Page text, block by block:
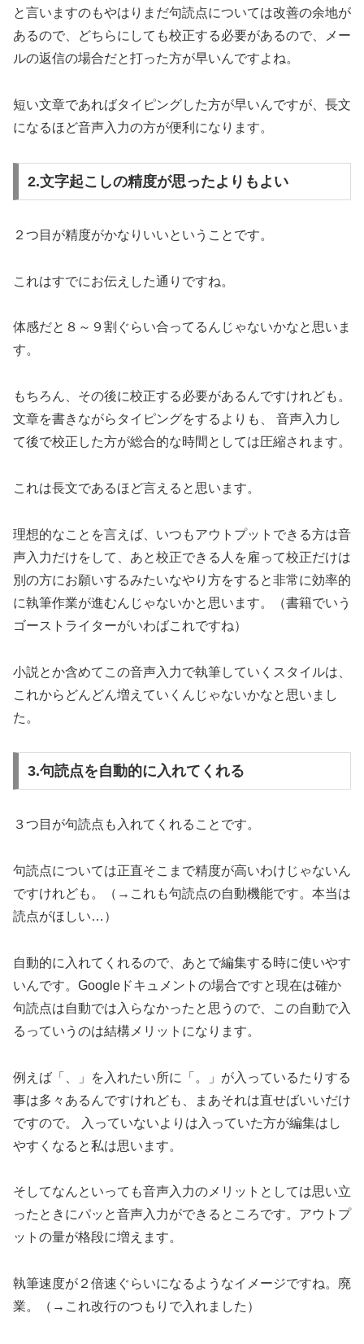
と言いますのもやはりまだ句読点については改善の余地が
あるので、どちらにしても校正する必要があるので、メー
ルの返信の場合だと打った方が早いんですよね。
短い文章であればタイピングした方が早いんですが、長文
になるほど音声入力の方が便利になります。
2.文字起こしの精度が思ったよりもよい
２つ目が精度がかなりいいということです。
これはすでにお伝えした通りですね。
体感だと８～９割ぐらい合ってるんじゃないかなと思いま
す。
もちろん、その後に校正する必要があるんですけれども。
文章を書きながらタイピングをするよりも、 音声入力し
て後で校正した方が総合的な時間としては圧縮されます。
これは長文であるほど言えると思います。
理想的なことを言えば、いつもアウトプットできる方は音
声入力だけをして、あと校正できる人を雇って校正だけは
別の方にお願いするみたいなやり方をすると非常に効率的
に執筆作業が進むんじゃないかと思います。（書籍でいう
ゴーストライターがいわばこれですね）
小説とか含めてこの音声入力で執筆していくスタイルは、
これからどんどん増えていくんじゃないかなと思いまし
た。
3.句読点を自動的に入れてくれる
３つ目が句読点も入れてくれることです。
句読点については正直そこまで精度が高いわけじゃないん
ですけれども。（→これも句読点の自動機能です。本当は
読点がほしい…）
自動的に入れてくれるので、あとで編集する時に使いやす
いんです。Googleドキュメントの場合ですと現在は確か
句読点は自動では入らなかったと思うので、この自動で入
るっていうのは結構メリットになります。
例えば「、」を入れたい所に「。」が入っているたりする
事は多々あるんですけれども、まあそれは直せばいいだけ
ですので。 入っていないよりは入っていた方が編集はし
やすくなると私は思います。
そしてなんといっても音声入力のメリットとしては思い立
ったときにパッと音声入力ができるところです。アウトプ
ットの量が格段に増えます。
執筆速度が２倍速ぐらいになるようなイメージですね。廃
業。（→これ改行のつもりで入れました）